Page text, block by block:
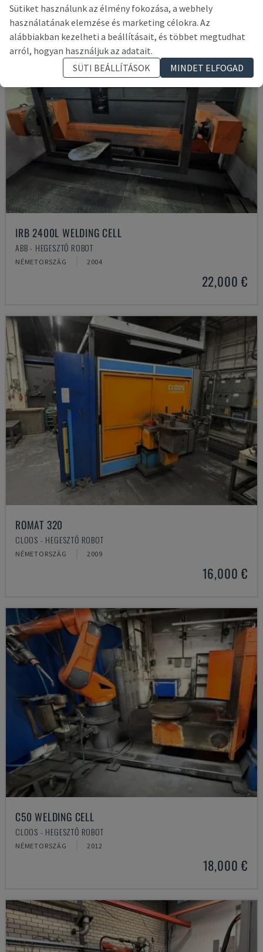
IRB 2400L WELDING CELL
ABB - HEGESZTŐ ROBOT
NÉMETORSZÁG 2004
22,000 €
ROMAT 320
CLOOS - HEGESZTŐ ROBOT
NÉMETORSZÁG 2009
16,000 €
C50 WELDING CELL
CLOOS - HEGESZTŐ ROBOT
NÉMETORSZÁG 2012
18,000 €
Sütiket használunk az élmény fokozása, a webhely
használatának elemzése és marketing célokra. Az
alábbiakban kezelheti a beállításait, és többet megtudhat
arról, hogyan használjuk az adatait.
SÜTI BEÁLLÍTÁSOK
MINDET ELFOGAD